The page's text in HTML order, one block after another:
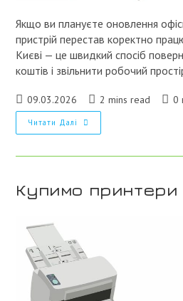
Якщо ви плануєте оновлення
пристрій перестав коректно
Києві — це швидкий спосіб
коштів і звільнити робочий
Запис
опубліковано:
09.03.2026
Час
читання:
2 mins read 0
Читати Далі Скупка
МФУ
В
Купимо принтери